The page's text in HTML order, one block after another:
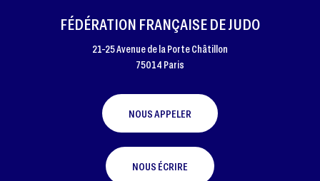
FÉDÉRATION FRANÇAISE DE JUDO
21-25 Avenue de la Porte Châtillon
75014 Paris
NOUS APPELER
NOUS ÉCRIRE